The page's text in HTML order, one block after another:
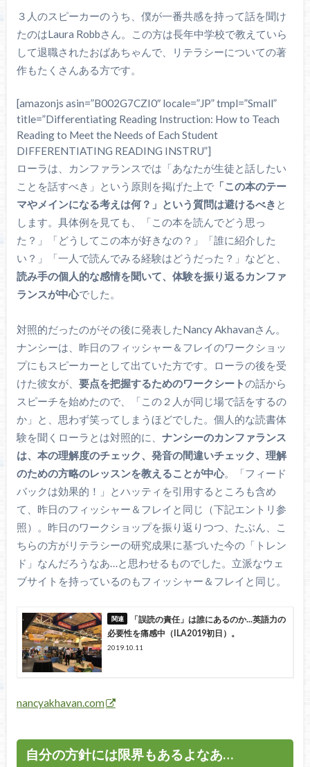
３人のスピーカーのうち、僕が一番共感を持って話を聞け
たのはLaura Robbさん。この方は長年中学校で教えていら
して退職されたおばあちゃんで、リテラシーについての著
作もたくさんある方です。
[amazonjs asin=”B002G7CZI0″ locale=”JP” tmpl=”Small”
title=”Differentiating Reading Instruction: How to Teach
Reading to Meet the Needs of Each Student
DIFFERENTIATING READING INSTRU”]
ローラは、カンファランスでは「あなたが生徒と話したい
ことを話すべき」という原則を掲げた上で「この本のテー
マやメインになる考えは何？」という質問は避けるべき と
します。具体例を見ても、「この本を読んでどう思っ
た？」「どうしてこの本が好きなの？」「誰に紹介した
い？」「一人で読んでみる経験はどうだった？」などと、
読み手の個人的な感情を聞いて、体験を振り返るカンファ
ランスが中心でした。
対照的だったのがその後に発表したNancy Akhavanさん。
ナンシーは、昨日のフィッシャー＆フレイのワークショッ
プにもスピーカーとして出ていた方です。ローラの後を受
けた彼女が、 要点を把握するためのワークシートの話から
スピーチを始めたので、「この２人が同じ場で話をするの
か」と、思わず笑ってしまうほどでした。個人的な読書体
験を聞くローラとは対照的に、 ナンシーのカンファランス
は、本の理解度のチェック、発音の間違いチェック、理解
のための方略のレッスンを教えることが中心。「フィード
バックは効果的！」とハッティを引用するところも含め
て、昨日のフィッシャー＆フレイと同じ（下記エントリ参
照）。昨日のワークショップを振り返りつつ、たぶん、こ
ちらの方がリテラシーの研究成果に基づいた今の「トレン
ド」なんだろうなあ…と思わせるものでした。立派なウェ
ブサイトを持っているのもフィッシャー＆フレイと同じ。
「誤読の責任」は誰にあるのか...英語力の
必要性を痛感中（ILA2019初日）。
2019.10.11
nancyakhavan.com
自分の方針には限界もあるよなあ…